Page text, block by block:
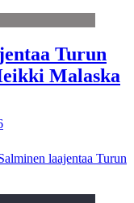
Turun
Malaska
laajentaa Turun